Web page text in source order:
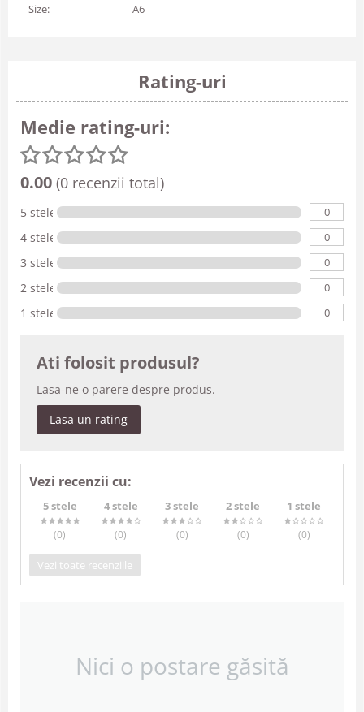
Size: A6
Rating-uri
Medie rating-uri:
0.00 (0 recenzii total)
5 stele 0
4 stele 0
3 stele 0
2 stele 0
1 stele 0
Ati folosit produsul?
Lasa-ne o parere despre produs.
Lasa un rating
Vezi recenzii cu:
5 stele
(0)
4 stele
(0)
3 stele
(0)
2 stele
(0)
1 stele
(0)
Vezi toate recenziile
Nici o postare găsită